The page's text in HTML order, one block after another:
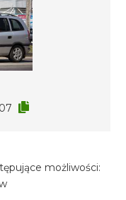
możliwości: